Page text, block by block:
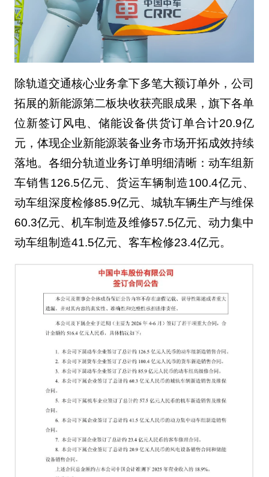
除轨道交通核心业务拿下多笔大额订单外，公司
拓展的新能源第二板块收获亮眼成果，旗下各单
位新签订风电、储能设备供货订单合计20.9亿
元，体现企业新能源装备业务市场开拓成效持续
落地。各细分轨道业务订单明细清晰：动车组新
车销售126.5亿元、货运车辆制造100.4亿元、
动车组深度检修85.9亿元、城轨车辆生产与维保
60.3亿元、机车制造及维修57.5亿元、动力集中
动车组制造41.5亿元、客车检修23.4亿元。